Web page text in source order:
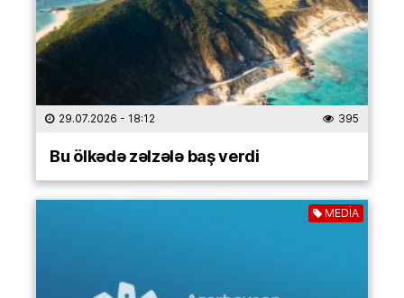
29.07.2026 - 18:12 395
Bu ölkədə zəlzələ baş verdi
MEDİA